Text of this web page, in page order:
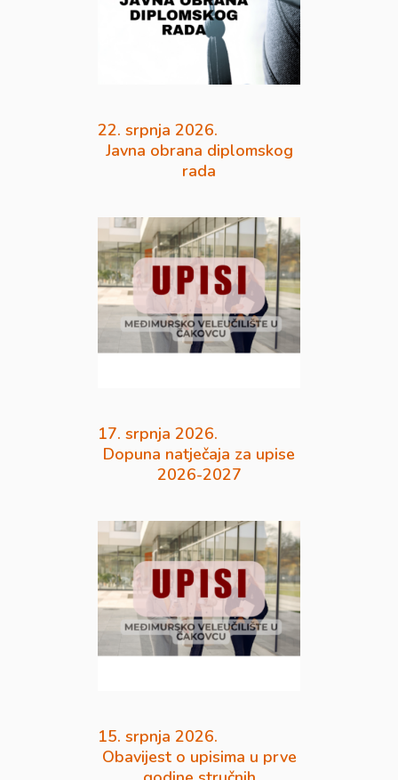
22. srpnja 2026.
Javna obrana diplomskog
rada
17. srpnja 2026.
Dopuna natječaja za upise
2026-2027
15. srpnja 2026.
Obavijest o upisima u prve